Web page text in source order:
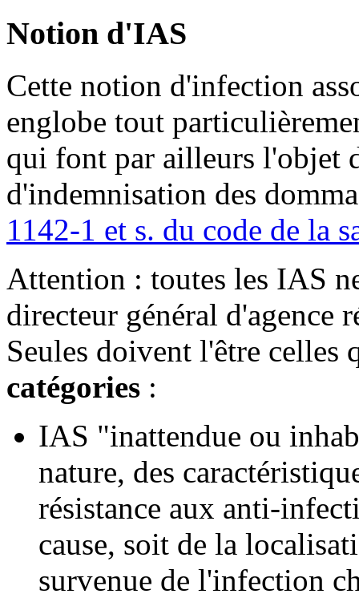
Notion d'IAS
Cette notion d'infection
englobe tout
qui font par ailleurs l'objet
d'indemnisation des
1142-1 et s. du code de la
Attention : toutes les IAS
directeur général d'agence
Seules doivent l'être celles
catégories :
IAS "inattendue ou
nature, des
résistance aux anti-
cause, soit de la
survenue de l'infection